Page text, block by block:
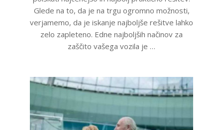
Glede na to, da je na trgu ogromno možnosti,
verjamemo, da je iskanje najboljše rešitve lahko
zelo zapleteno. Edne najboljših načinov za
zaščito vašega vozila je …